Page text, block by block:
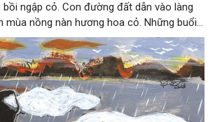
bồi ngập cỏ. Con đường đất dẫn vào làng
mùa nồng nàn hương hoa cỏ. Những buổi
đã dịu xuống phía cuối sông, đám hoa tím
ai vừa rắc lên một lớp khói.